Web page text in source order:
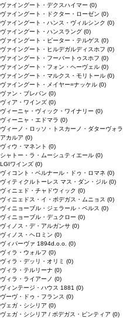
ヴァイングート・デクスハイマー (0)
ヴァイングート・ドクター・ローゼン (0)
ヴァイングート・ハンス・ヴィルシンク (0)
ヴァイングート・ハンスラング (0)
ヴァイングート・ピーター・テルゲス (0)
ヴァイングート・ヒルデガルディスホフ (0)
ヴァイングート・フーバートゥスホフ (0)
ヴァイングート・フォン・ヘーヴェル (0)
ヴァイングート・マルクス・モリトール (0)
ヴァイングート・メイヤー=ナッケル (0)
ヴァン・ブレバン (0)
ヴィア・ワインズ (0)
ヴィーニャ・ヴィック・ワイナリー (0)
ヴィーニャ・エドマラ (0)
ヴィーノ・ロッソ・トスカーノ・ダターヴォラ
アカルア (0)
ヴィウ・マネント (0)
シャトー・ラ・ムーシュティエール (0)
LGIワインズ (0)
ヴィコント・ベルナール・ドゥ・ロマネ (0)
ヴィティクルトーレス マス・ダン・ジル (0)
ヴィニェド・チャドウィック (0)
ヴィニェドス・イ・ボデガス・ムニョス (0)
ヴィニョーブル・ジェラール・ペルス (0)
ヴィニョーブル・デュクロー (0)
ヴィノス・デ・アルガンサ (0)
ヴィノス・ヘロミン (0)
ヴィパーヴァ 1894d.o.o. (0)
ヴィラ・ウォルフ (0)
ヴィラ・デッリ・オリミ (0)
ヴィラ・テルリーナ (0)
ヴィラ・ライアーノ (0)
ヴィンテージ・ハウス 1881 (0)
ヴーヴ・ドゥ・フランス (0)
ヴェガ・シシリア (0)
ヴェガ・シシリア / ボデガス・ピンティア (0)